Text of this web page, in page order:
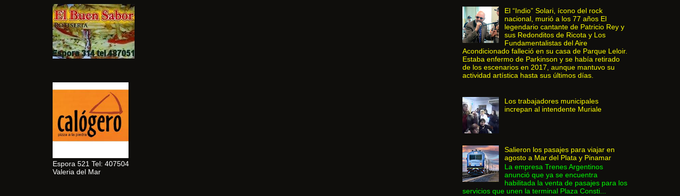
Espora 521 Tel: 407504
Valeria del Mar
El “Indio” Solari, ícono del rock
nacional, murió a los 77 años El
legendario cantante de Patricio Rey y
sus Redonditos de Ricota y Los
Fundamentalistas del Aire
Acondicionado falleció en su casa de Parque Leloir.
Estaba enfermo de Parkinson y se había retirado
de los escenarios en 2017, aunque mantuvo su
actividad artística hasta sus últimos días.
Los trabajadores municipales
increpan al intendente Muriale
Salieron los pasajes para viajar en
agosto a Mar del Plata y Pinamar
La empresa Trenes Argentinos
anunció que ya se encuentra
habilitada la venta de pasajes para los
servicios que unen la terminal Plaza Consti...